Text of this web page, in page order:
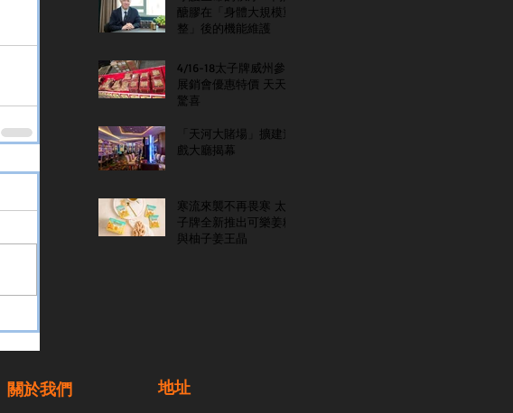
醣膠在「身體大規模重
整」後的機能維護
4/16-18太子牌威州參
展銷會優惠特價 天天
驚喜
「天河大賭場」擴建遊
戲大廳揭幕
寒流來襲不再畏寒 太
子牌全新推出可樂姜糖
與柚子姜王晶
關於我們 地址